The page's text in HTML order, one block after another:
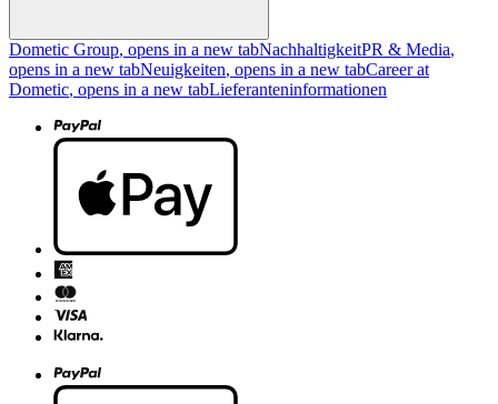
Dometic Group, opens in a new tabNachhaltigkeitPR & Media,
opens in a new tabNeuigkeiten, opens in a new tabCareer at
Dometic, opens in a new tabLieferanteninformationen